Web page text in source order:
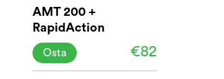
AMT 200 +
RapidAction
€82
Osta